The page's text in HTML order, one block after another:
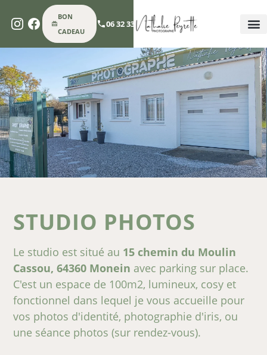
BON
CADEAU
06 32 33 74 60
STUDIO PHOTOS
Le studio est situé au 15 chemin du Moulin
Cassou, 64360 Monein avec parking sur place.
C'est un espace de 100m2, lumineux, cosy et
fonctionnel dans lequel je vous accueille pour
vos photos d'identité, photographie d'iris, ou
une séance photos (sur rendez-vous).